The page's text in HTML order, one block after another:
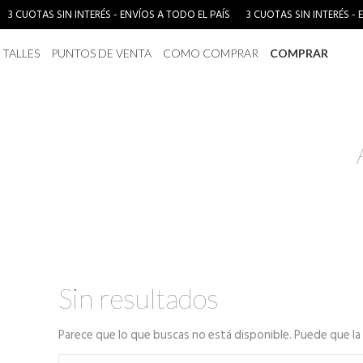
3 CUOTAS SIN INTERÉS - ENVÍOS A TODO EL PAÍS 3 CUOTAS SIN INTERÉS -
TALLES PUNTOS DE VENTA COMO COMPRAR COMPRAR
Sin resultados
Parece que lo que buscas no está disponible. Puede que